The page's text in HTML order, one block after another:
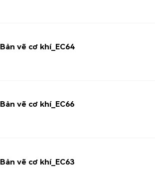
Bản vẽ cơ khí_EC64
Bản vẽ cơ khí_EC66
Bản vẽ cơ khí_EC63